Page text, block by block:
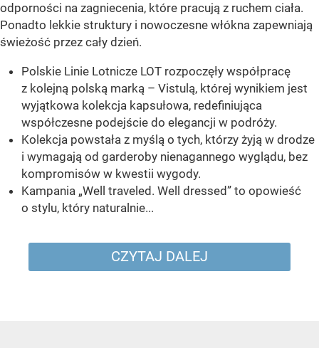
odporności na zagniecenia, które pracują z ruchem ciała.
Ponadto lekkie struktury i nowoczesne włókna zapewniają
świeżość przez cały dzień.
Polskie Linie Lotnicze LOT rozpoczęły współpracę
z kolejną polską marką – Vistulą, której wynikiem jest
wyjątkowa kolekcja kapsułowa, redefiniująca
współczesne podejście do elegancji w podróży.
Kolekcja powstała z myślą o tych, którzy żyją w drodze
i wymagają od garderoby nienagannego wyglądu, bez
kompromisów w kwestii wygody.
Kampania „Well traveled. Well dressed” to opowieść
o stylu, który naturalnie...
CZYTAJ DALEJ